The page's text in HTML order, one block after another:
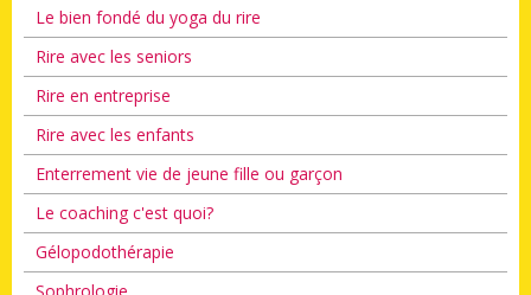
Le bien fondé du yoga du rire
Rire avec les seniors
Rire en entreprise
Rire avec les enfants
Enterrement vie de jeune fille ou garçon
Le coaching c'est quoi?
Gélopodothérapie
Sophrologie